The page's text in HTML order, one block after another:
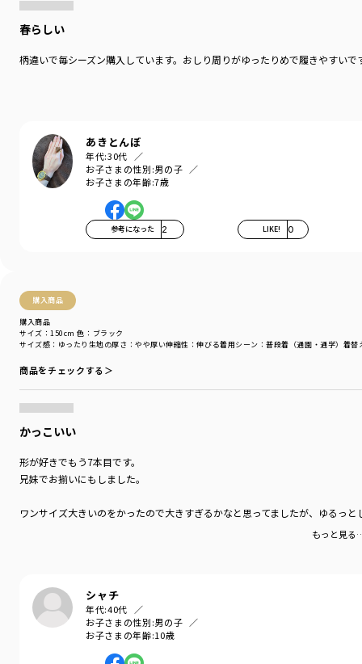
春らしい
柄違いで毎シーズン購入しています。おしり周りがゆったりめで履きやすい
あきとんぼ
年代:30代
お子さまの性別:男の子
お子さまの年齢:7歳
参考になった 2 LIKE! 0
購入商品
購入商品
サイズ感 ：ゆったり 生地の厚さ ：やや厚い伸縮性 ：伸びる着用シーン ：普段着（通園・通学） 着替
サイズ：150cm 色：ブラック
商品をチェックする＞
かっこいい
形が好きでもう7本目です。
兄妹でお揃いにもしました。
ワンサイズ大きいのをかったので大きすぎるかなと思ってましたが、ゆるっ
もっと見る
シャチ
年代:40代
お子さまの性別:男の子
お子さまの年齢:10歳